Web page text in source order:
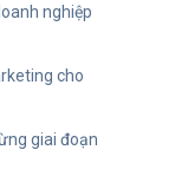
nghiệp
cho
giai đoạn